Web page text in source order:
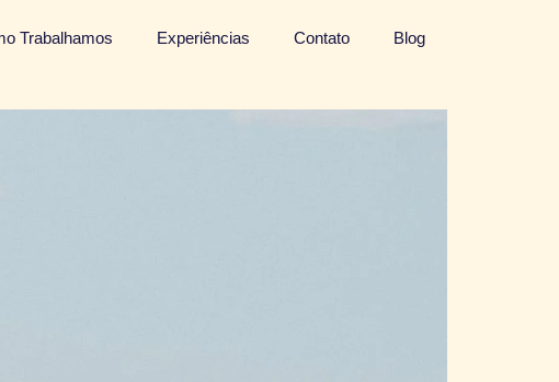
Trabalhamos Experiências Contato Blog